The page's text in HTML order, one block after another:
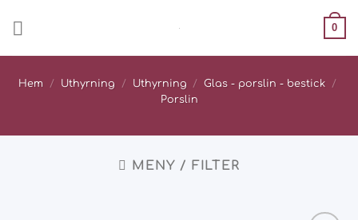
0
Hem / Uthyrning / Uthyrning / Glas - porslin - bestick
/
Porslin
MENY / FILTER